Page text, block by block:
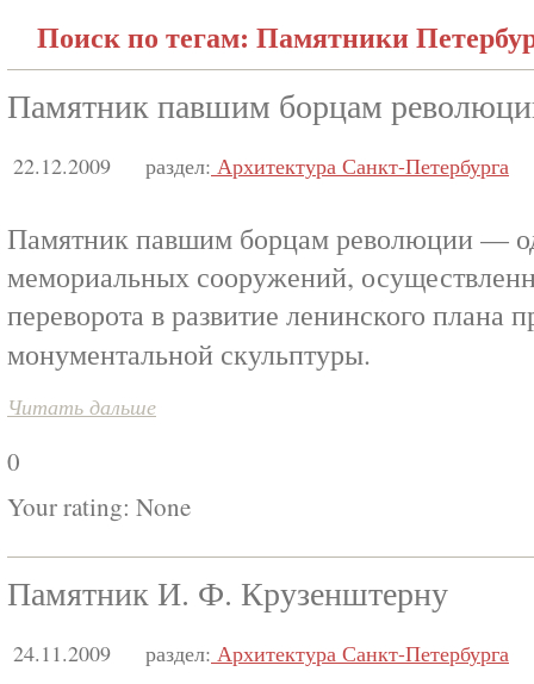
Поиск по тегам: Памятники
Памятник павшим борцам
22.12.2009 раздел: Архитектура Санкт-Петербурга
Памятник павшим борцам революции —
мемориальных сооружений,
переворота в развитие ленинского плана
монументальной скульптуры.
Читать дальше
0
Your rating: None
Памятник И. Ф. Крузенштерну
24.11.2009 раздел: Архитектура Санкт-Петербурга